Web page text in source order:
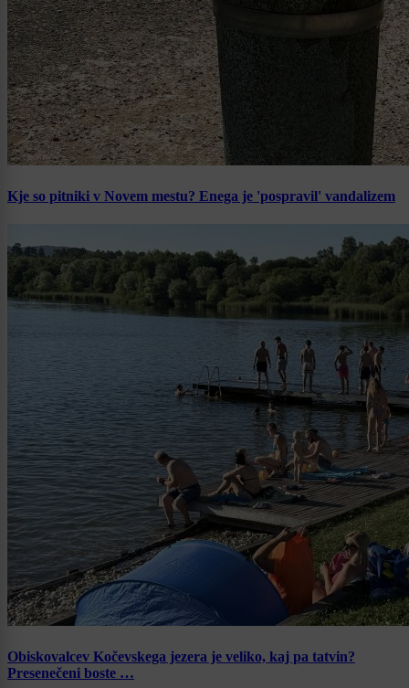
Kje so pitniki v Novem mestu? Enega je 'pospravil' vandalizem
Obiskovalcev Kočevskega jezera je veliko, kaj pa tatvin?
Presenečeni boste …